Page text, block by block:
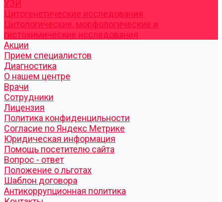
УЗИ
Цитогенетические исследования
Цитологические, морфологические и
гистохимические исследования
Акции
Прием специалистов
Диагностика
О нашем центре
Врачи
Сотрудники
Лицензия
Политика конфиденцильности
Согласие по Яндекс Метрике
Юридическая информация
Помощь посетителю сайта
Вопрос - ответ
Положение о льготах
Шаблон договора
Антикоррупционная политика